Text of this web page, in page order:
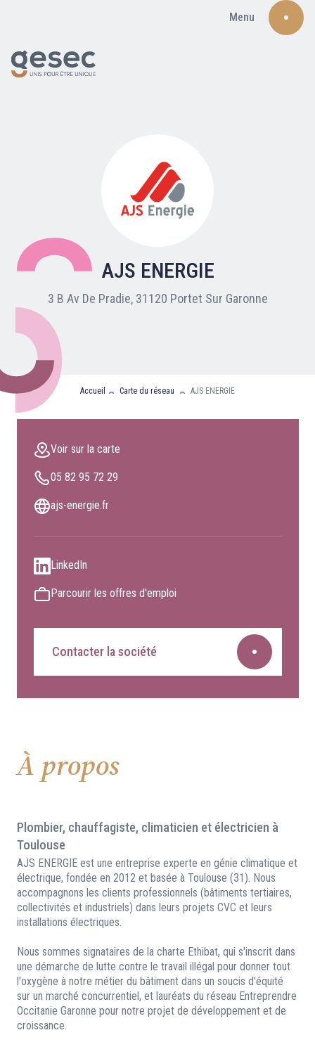
Menu
Nos adhérents
Carte du réseau
Nos partenaires
Clients professionnels
AJS ENERGIE
3 B Av De Pradie, 31120 Portet Sur Garonne
Accueil Carte du réseau AJS ENERGIE
Voir sur la carte
05 82 95 72 29
ajs-energie.fr
LinkedIn
Parcourir les offres d'emploi
Contacter la société
À propos
Plombier, chauffagiste, climaticien et électricien à
Toulouse
AJS ENERGIE est une entreprise experte en génie climatique et
électrique, fondée en 2012 et basée à Toulouse (31). Nous
accompagnons les clients professionnels (bâtiments tertiaires,
collectivités et industriels) dans leurs projets CVC et leurs
installations électriques.
Nous sommes signataires de la charte Ethibat, qui s'inscrit dans
une démarche de lutte contre le travail illégal pour donner tout
l'oxygène à notre métier du bâtiment dans un soucis d'équité
sur un marché concurrentiel, et lauréats du réseau Entreprendre
Occitanie Garonne pour notre projet de développement et de
croissance.